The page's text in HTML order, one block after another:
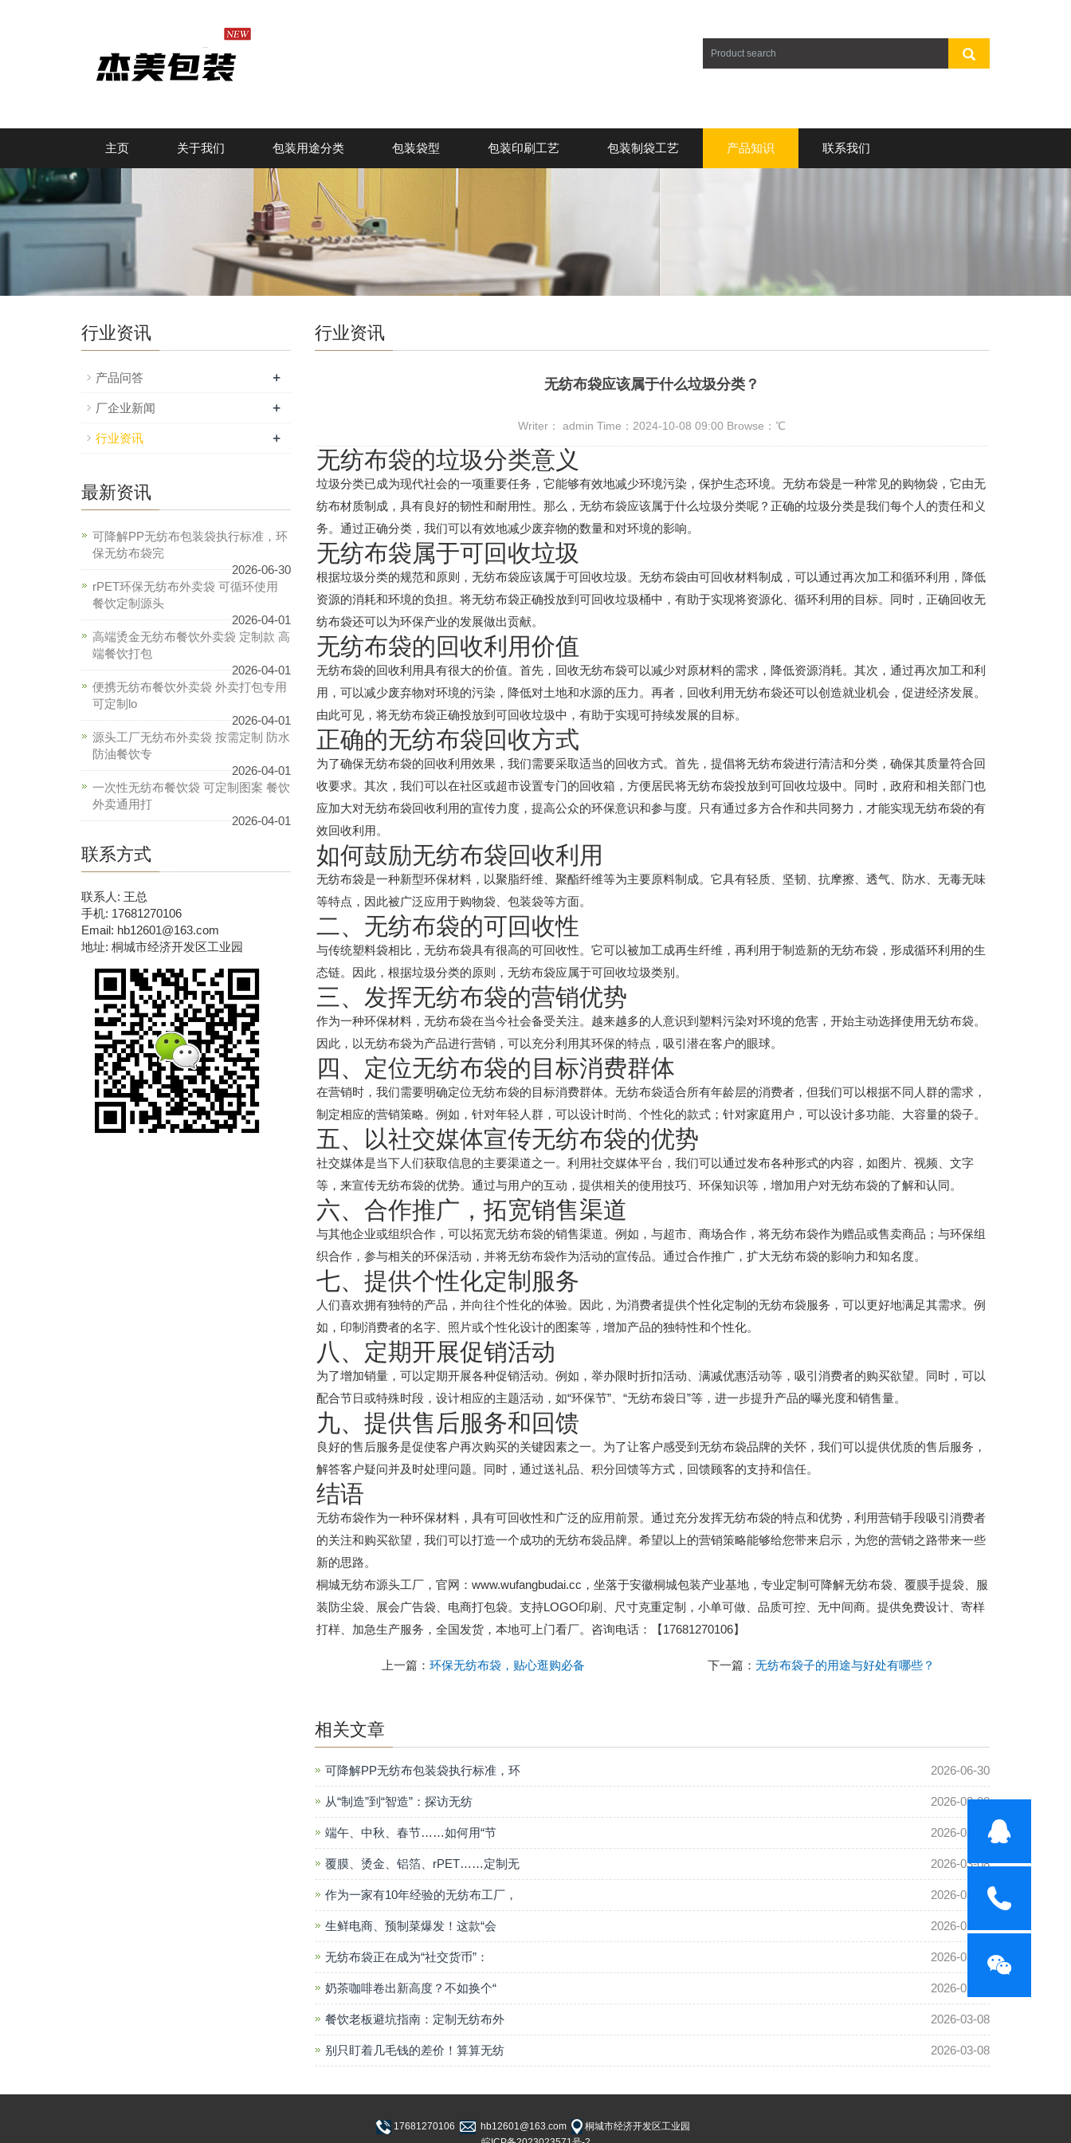
主页 关于我们 包装用途分类 包装袋型 包装印刷工艺 包装制袋工艺 产品知识 联系我们
行业资讯
无纺布袋应该属于什么垃圾分类？
Writer： admin Time：2024-10-08 09:00 Browse：℃
无纺布袋的垃圾分类意义
垃圾分类已成为现代社会的一项重要任务，它能够有效地减少环境污染，保护生态环境。无纺布袋是一种常见的购物袋，它由无
纺布材质制成，具有良好的韧性和耐用性。那么，无纺布袋应该属于什么垃圾分类呢？正确的垃圾分类是我们每个人的责任和义
务。通过正确分类，我们可以有效地减少废弃物的数量和对环境的影响。
无纺布袋属于可回收垃圾
根据垃圾分类的规范和原则，无纺布袋应该属于可回收垃圾。无纺布袋由可回收材料制成，可以通过再次加工和循环利用，降低
资源的消耗和环境的负担。将无纺布袋正确投放到可回收垃圾桶中，有助于实现将资源化、循环利用的目标。同时，正确回收无
纺布袋还可以为环保产业的发展做出贡献。
无纺布袋的回收利用价值
无纺布袋的回收利用具有很大的价值。首先，回收无纺布袋可以减少对原材料的需求，降低资源消耗。其次，通过再次加工和利
用，可以减少废弃物对环境的污染，降低对土地和水源的压力。再者，回收利用无纺布袋还可以创造就业机会，促进经济发展。
由此可见，将无纺布袋正确投放到可回收垃圾中，有助于实现可持续发展的目标。
正确的无纺布袋回收方式
为了确保无纺布袋的回收利用效果，我们需要采取适当的回收方式。首先，提倡将无纺布袋进行清洁和分类，确保其质量符合回
收要求。其次，我们可以在社区或超市设置专门的回收箱，方便居民将无纺布袋投放到可回收垃圾中。同时，政府和相关部门也
应加大对无纺布袋回收利用的宣传力度，提高公众的环保意识和参与度。只有通过多方合作和共同努力，才能实现无纺布袋的有
效回收利用。
如何鼓励无纺布袋回收利用
无纺布袋是一种新型环保材料，以聚脂纤维、聚酯纤维等为主要原料制成。它具有轻质、坚韧、抗摩擦、透气、防水、无毒无味
等特点，因此被广泛应用于购物袋、包装袋等方面。
二、无纺布袋的可回收性
与传统塑料袋相比，无纺布袋具有很高的可回收性。它可以被加工成再生纤维，再利用于制造新的无纺布袋，形成循环利用的生
态链。因此，根据垃圾分类的原则，无纺布袋应属于可回收垃圾类别。
三、发挥无纺布袋的营销优势
作为一种环保材料，无纺布袋在当今社会备受关注。越来越多的人意识到塑料污染对环境的危害，开始主动选择使用无纺布袋。
因此，以无纺布袋为产品进行营销，可以充分利用其环保的特点，吸引潜在客户的眼球。
四、定位无纺布袋的目标消费群体
在营销时，我们需要明确定位无纺布袋的目标消费群体。无纺布袋适合所有年龄层的消费者，但我们可以根据不同人群的需求，
制定相应的营销策略。例如，针对年轻人群，可以设计时尚、个性化的款式；针对家庭用户，可以设计多功能、大容量的袋子。
五、以社交媒体宣传无纺布袋的优势
社交媒体是当下人们获取信息的主要渠道之一。利用社交媒体平台，我们可以通过发布各种形式的内容，如图片、视频、文字
等，来宣传无纺布袋的优势。通过与用户的互动，提供相关的使用技巧、环保知识等，增加用户对无纺布袋的了解和认同。
六、合作推广，拓宽销售渠道
与其他企业或组织合作，可以拓宽无纺布袋的销售渠道。例如，与超市、商场合作，将无纺布袋作为赠品或售卖商品；与环保组
织合作，参与相关的环保活动，并将无纺布袋作为活动的宣传品。通过合作推广，扩大无纺布袋的影响力和知名度。
七、提供个性化定制服务
人们喜欢拥有独特的产品，并向往个性化的体验。因此，为消费者提供个性化定制的无纺布袋服务，可以更好地满足其需求。例
如，印制消费者的名字、照片或个性化设计的图案等，增加产品的独特性和个性化。
八、定期开展促销活动
为了增加销量，可以定期开展各种促销活动。例如，举办限时折扣活动、满减优惠活动等，吸引消费者的购买欲望。同时，可以
配合节日或特殊时段，设计相应的主题活动，如“环保节”、“无纺布袋日”等，进一步提升产品的曝光度和销售量。
九、提供售后服务和回馈
良好的售后服务是促使客户再次购买的关键因素之一。为了让客户感受到无纺布袋品牌的关怀，我们可以提供优质的售后服务，
解答客户疑问并及时处理问题。同时，通过送礼品、积分回馈等方式，回馈顾客的支持和信任。
结语
无纺布袋作为一种环保材料，具有可回收性和广泛的应用前景。通过充分发挥无纺布袋的特点和优势，利用营销手段吸引消费者
的关注和购买欲望，我们可以打造一个成功的无纺布袋品牌。希望以上的营销策略能够给您带来启示，为您的营销之路带来一些
新的思路。
桐城无纺布源头工厂，官网：www.wufangbudai.cc，坐落于安徽桐城包装产业基地，专业定制可降解无纺布袋、覆膜手提袋、服
装防尘袋、展会广告袋、电商打包袋。支持LOGO印刷、尺寸克重定制，小单可做、品质可控、无中间商。提供免费设计、寄样
打样、加急生产服务，全国发货，本地可上门看厂。咨询电话：【17681270106】
上一篇： 环保无纺布袋，贴心逛购必备 下一篇： 无纺布袋子的用途与好处有哪些？
相关文章
可降解PP无纺布包装袋执行标准，环 2026-06-30
从“制造”到“智造”：探访无纺 2026-03-08
端午、中秋、春节……如何用“节 2026-03-08
覆膜、烫金、铝箔、rPET……定制无 2026-03-08
作为一家有10年经验的无纺布工厂， 2026-03-08
生鲜电商、预制菜爆发！这款“会 2026-03-08
无纺布袋正在成为“社交货币”： 2026-03-08
奶茶咖啡卷出新高度？不如换个“ 2026-03-08
餐饮老板避坑指南：定制无纺布外 2026-03-08
别只盯着几毛钱的差价！算算无纺 2026-03-08
行业资讯
产品问答 +
厂企业新闻 +
行业资讯 +
最新资讯
可降解PP无纺布包装袋执行标准，环
保无纺布袋完
2026-06-30
rPET环保无纺布外卖袋 可循环使用
餐饮定制源头
2026-04-01
高端烫金无纺布餐饮外卖袋 定制款 高
端餐饮打包
2026-04-01
便携无纺布餐饮外卖袋 外卖打包专用
可定制lo
2026-04-01
源头工厂无纺布外卖袋 按需定制 防水
防油餐饮专
2026-04-01
一次性无纺布餐饮袋 可定制图案 餐饮
外卖通用打
2026-04-01
联系方式
联系人: 王总
手机: 17681270106
Email: hb12601@163.com
地址: 桐城市经济开发区工业园
17681270106 hb12601@163.com
桐城市经济开发区工业园